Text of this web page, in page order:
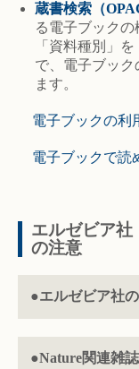
蔵書検索（
る電子ブック
「資料種別」
で、電子ブッ
ます。
電子ブックの利
電子ブックで読
エルゼビア
の注意
●エルゼビア社
●Nature関連雑